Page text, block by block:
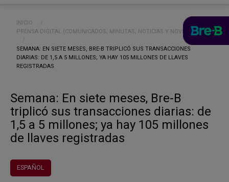
Ruta de navegación
INICIO
PRENSA DIGITAL (COMUNICADOS, MINUTAS, NOTICIAS Y NOVEDADES)
CURRENT:
SEMANA: EN SIETE MESES, BRE-B TRIPLICÓ SUS TRANSACCIONES
DIARIAS: DE 1,5 A 5 MILLONES; YA HAY 105 MILLONES DE LLAVES
REGISTRADAS
Semana: En siete meses, Bre-B
triplicó sus transacciones diarias: de
1,5 a 5 millones; ya hay 105 millones
de llaves registradas
ESPAÑOL